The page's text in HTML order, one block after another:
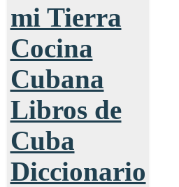
mi Tierra
Cocina
Cubana
Libros de
Cuba
Diccionario